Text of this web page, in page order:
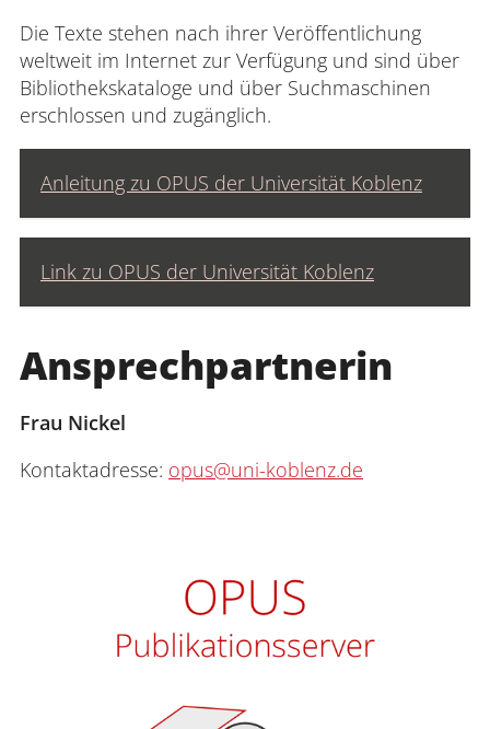
Die Texte stehen nach ihrer Veröffentlichung
weltweit im Internet zur Verfügung und sind über
Bibliothekskataloge und über Suchmaschinen
erschlossen und zugänglich.
Anleitung zu OPUS der Universität Koblenz
Link zu OPUS der Universität Koblenz
Ansprechpartnerin
Frau Nickel
Kontaktadresse: opus@uni-koblenz.de